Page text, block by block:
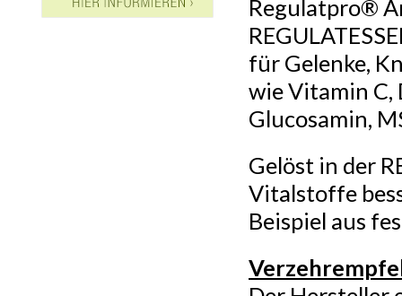
Regulatpro®
für Gelenke,
wie Vitamin C,
Glucosamin,
Gelöst in der
Vitalstoffe
Beispiel aus